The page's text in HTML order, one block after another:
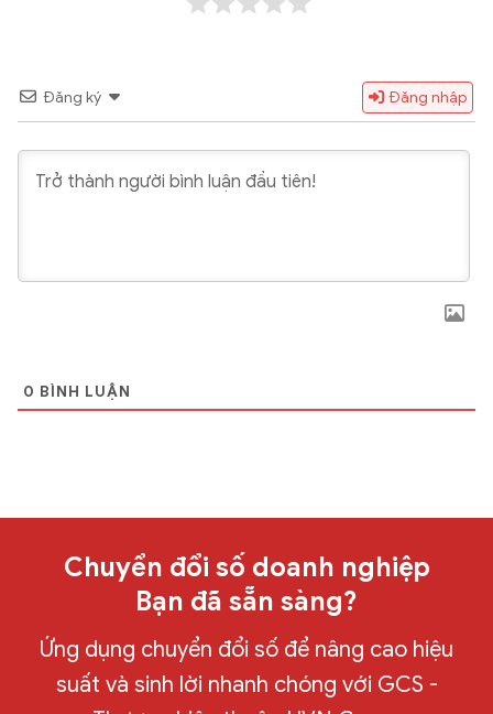
Đăng ký Đăng nhập
0 BÌNH LUẬN
Chuyển đổi số doanh nghiệp
Bạn đã sẵn sàng?
Ứng dụng chuyển đổi số để nâng cao hiệu
suất và sinh lời nhanh chóng với GCS -